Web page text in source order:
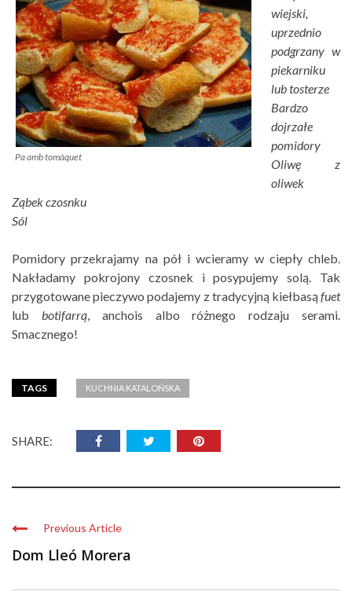
Pa amb tomàquet
wiejski,
uprzednio
podgrzany w
piekarniku
lub tosterze
Bardzo
dojrzałe
pomidory
Oliwę z
oliwek
Ząbek czosnku
Sól
Pomidory przekrajamy na pół i wcieramy w ciepły chleb.
Nakładamy pokrojony czosnek i posypujemy solą. Tak
przygotowane pieczywo podajemy z tradycyjną kiełbasąfuet
lub botifarrą, anchois albo różnego rodzaju serami.
Smacznego!
TAGS KUCHNIA KATALOŃSKA
SHARE:
Previous Article
Dom Lleó Morera